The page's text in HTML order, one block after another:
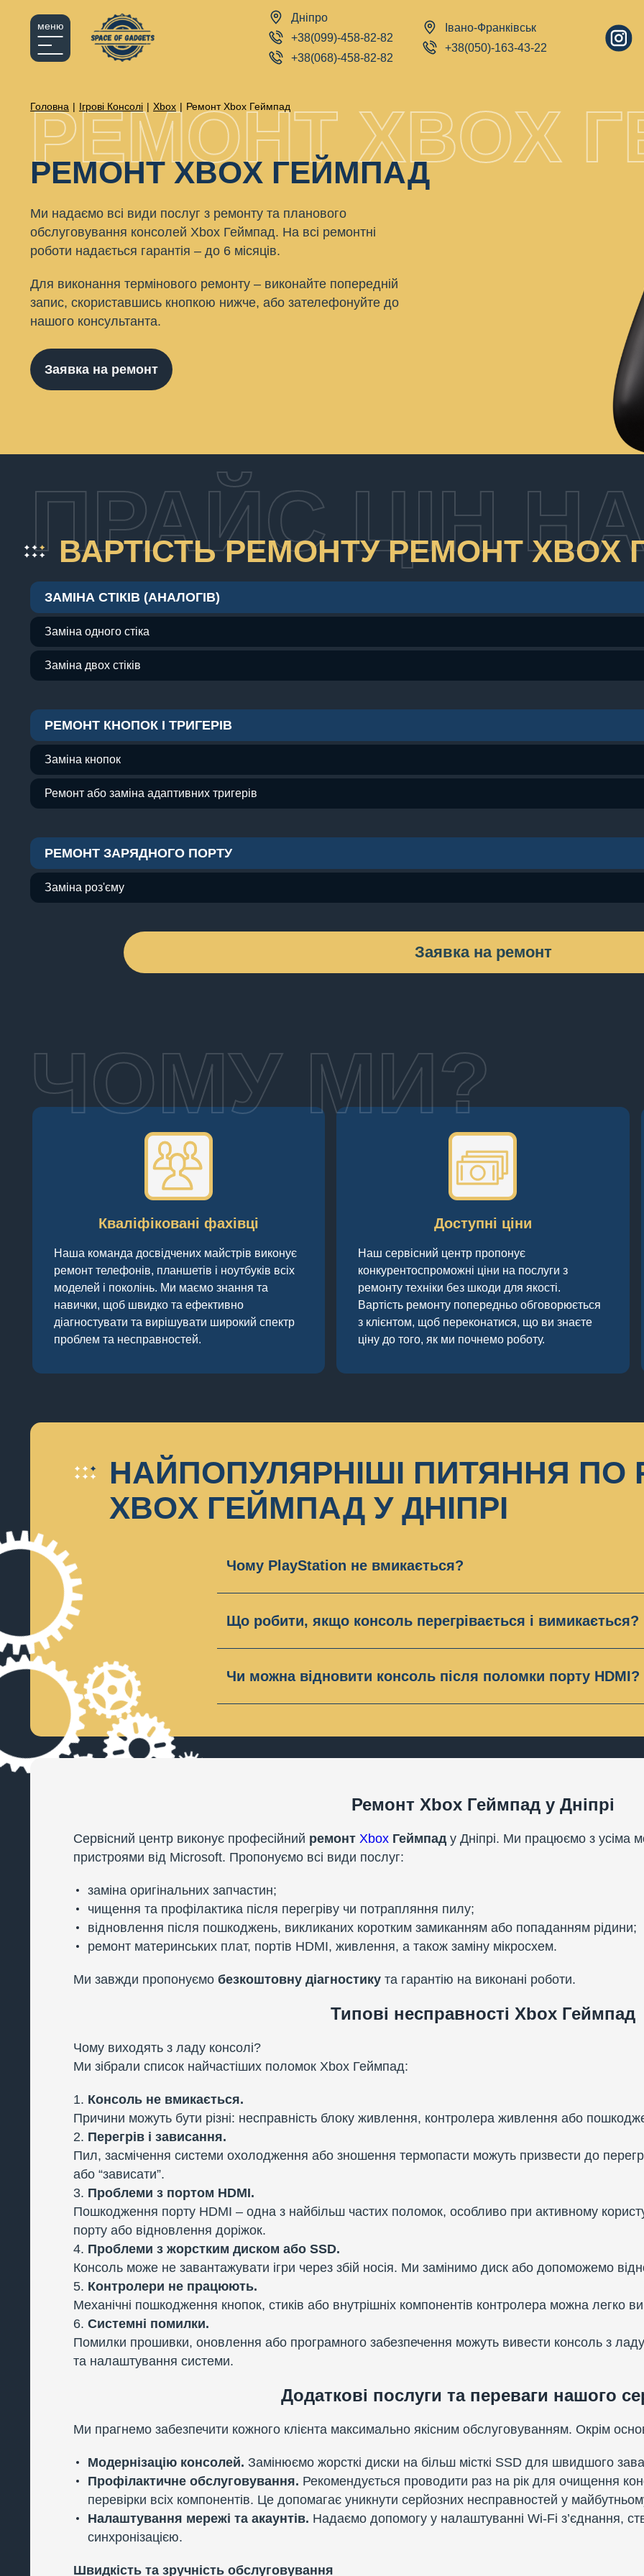
меню
Дніпро
+38(099)-458-82-82
+38(068)-458-82-82
Івано-Франківськ
+38(050)-163-43-22
Головна | Ігрові Консолі | Xbox | Ремонт Xbox Геймпад
РЕМОНТ XBOX
РЕМОНТ XBOX ГЕЙМПАД
Ми надаємо всі види послуг з ремонту та планового
обслуговування консолей Xbox Геймпад. На всі ремонтні
роботи надається гарантія – до 6 місяців.
Для виконання термінового ремонту – виконайте попередній
запис, скориставшись кнопкою нижче, або зателефонуйте до
нашого консультанта.
Заявка на ремонт
ПРАЙС ЦІН
ВАРТІСТЬ РЕМОНТУ РЕМОНТ XBOX
ЗАМІНА СТІКІВ (АНАЛОГІВ)
Заміна одного стіка
Заміна двох стіків
РЕМОНТ КНОПОК І ТРИГЕРІВ
Заміна кнопок
Ремонт або заміна адаптивних тригерів
РЕМОНТ ЗАРЯДНОГО ПОРТУ
Заміна роз'єму
Заявка на ремонт
ЧОМУ МИ?
Кваліфіковані фахівці
Наша команда досвідчених майстрів виконує
ремонт телефонів, планшетів і ноутбуків всіх
моделей і поколінь. Ми маємо знання та
навички, щоб швидко та ефективно
діагностувати та вирішувати широкий спектр
проблем та несправностей.
Доступні ціни
Наш сервісний центр пропонує
конкурентоспроможні ціни на послуги з
ремонту техніки без шкоди для якості.
Вартість ремонту попередньо обговорюється
з клієнтом, щоб переконатися, що ви знаєте
ціну до того, як ми почнемо роботу.
НАЙПОПУЛЯРНІШІ ПИТЯННЯ ПО
XBOX ГЕЙМПАД У ДНІПРІ
Чому PlayStation не вмикається?
Причини:Найчастіше це пов’язано з несправністю блоку
Рішення:Проведемо безкоштовну діагностику, перевіримо блок
компоненти. У більшості випадків ремонт займає 1-2 дні.
Що робити, якщо консоль перегрівається і вимикається?
Причини:Засмічення системи охолодження пилом, зношення
Рішення:Рекомендуємо терміново провести чистку системи
та перевірити вентилятор. Ми виконуємо цю послугу протягом
Чи можна відновити консоль після поломки порту HDMI?
Відповідь:Так, це поширена проблема. Ми проводимо заміну
консоль працюватиме, як нова.
Ремонт Xbox Геймпад у Дніпрі
Сервісний центр виконує професійний ремонт Xbox Геймпад у Дніпрі. Ми працюємо з усіма
пристроями від Microsoft. Пропонуємо всі види послуг:
заміна оригінальних запчастин;
чищення та профілактика після перегріву чи потрапляння пилу;
відновлення після пошкоджень, викликаних коротким замиканням або попаданням рідини;
ремонт материнських плат, портів HDMI, живлення, а також заміну мікросхем.
Ми завжди пропонуємо безкоштовну діагностику та гарантію на виконані роботи.
Типові несправності Xbox Геймпад
Чому виходять з ладу консолі?
Ми зібрали список найчастіших поломок Xbox Геймпад:
Консоль не вмикається.
Причини можуть бути різні: несправність блоку живлення, контролера живлення або
Перегрів і зависання.
Пил, засмічення системи охолодження або зношення термопасти можуть призвести до
або “зависати”.
Проблеми з портом HDMI.
Пошкодження порту HDMI – одна з найбільш частих поломок, особливо при активному
порту або відновлення доріжок.
Проблеми з жорстким диском або SSD.
Консоль може не завантажувати ігри через збій носія. Ми замінимо диск або допоможемо
Контролери не працюють.
Механічні пошкодження кнопок, стиків або внутрішніх компонентів контролера можна легко
Системні помилки.
Помилки прошивки, оновлення або програмного забезпечення можуть вивести консоль з
та налаштування системи.
Додаткові послуги та переваги нашого
Ми прагнемо забезпечити кожного клієнта максимально якісним обслуговуванням. Окрім
Модернізацію консолей. Замінюємо жорсткі диски на більш місткі SSD для швидшого
Профілактичне обслуговування. Рекомендується проводити раз на рік для очищення
перевірки всіх компонентів. Це допомагає уникнути серйозних несправностей у
Налаштування мережі та акаунтів. Надаємо допомогу у налаштуванні Wi-Fi з’єднання,
синхронізацією.
Швидкість та зручність обслуговування